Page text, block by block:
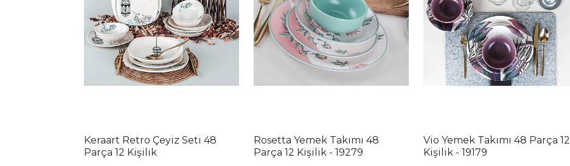
Keraart Retro Çeyiz Seti 48
Parça 12 Kişilik
Rosetta Yemek Takımı 48
Parça 12 Kişilik - 19279
Vio Yemek Takımı 48 Parça 12
Kişilik - 19179